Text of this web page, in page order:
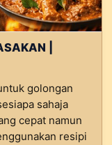
|
golongan
sahaja
cepat namun
resipi